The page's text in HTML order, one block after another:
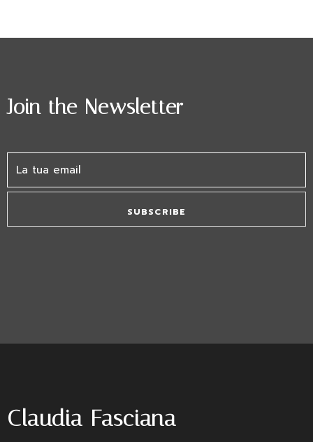
Join the Newsletter
SUBSCRIBE
Claudia Fasciana